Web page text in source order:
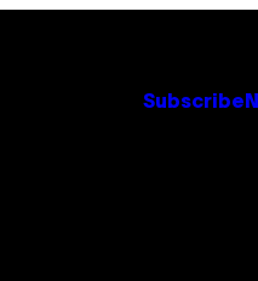
Subscribe